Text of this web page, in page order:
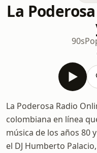
La
90s
La Poderosa Radio
colombiana en línea
música de los años 80
el DJ Humberto